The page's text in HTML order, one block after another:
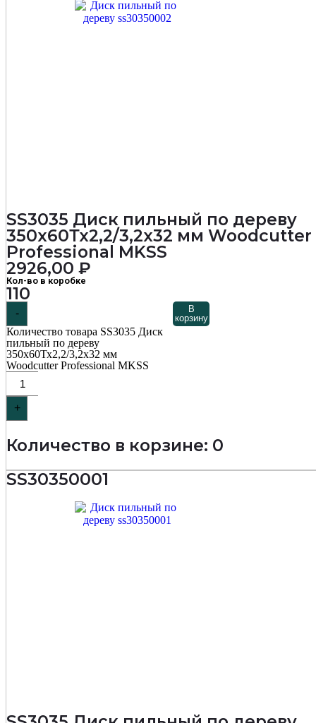
SS3035 Диск пильный по дереву
350х60Тх2,2/3,2х32 мм Woodcutter
Professional MKSS
2926,00 ₽
Кол-во в коробке
110
-
Количество товара SS3035 Диск
пильный по дереву
350х60Тх2,2/3,2х32 мм
Woodcutter Professional MKSS
+
В
корзину
Количество в корзине: 0
SS30350001